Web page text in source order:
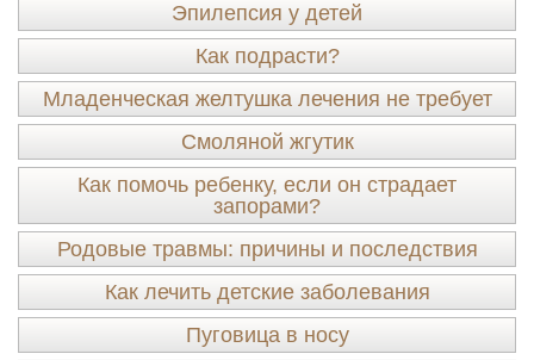
Эпилепсия у детей
Как подрасти?
Младенческая желтушка лечения не требует
Смоляной жгутик
Как помочь ребенку, если он страдает
запорами?
Родовые травмы: причины и последствия
Как лечить детские заболевания
Пуговица в носу